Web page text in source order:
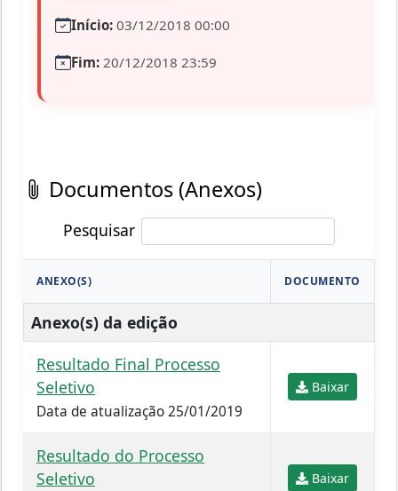
Início: 03/12/2018 00:00
Fim: 20/12/2018 23:59
Documentos (Anexos)
Pesquisar
ANEXO(S) DOCUMENTO
Anexo(s) da edição
Resultado Final Processo
Seletivo
Data de atualização 25/01/2019
Baixar
Resultado do Processo
Seletivo
Baixar